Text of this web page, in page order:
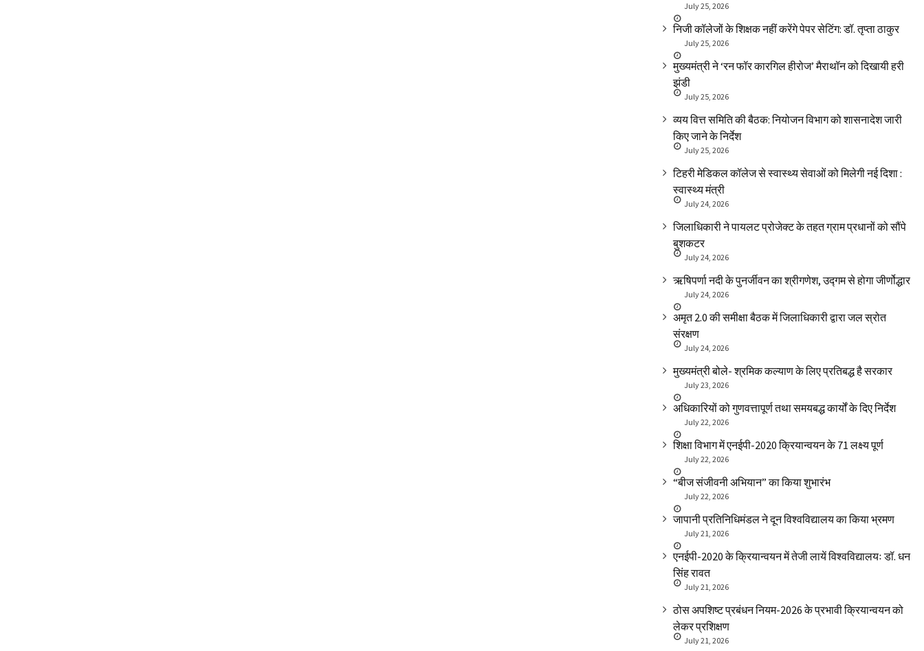
July 25, 2026
निजी कॉलेजों के शिक्षक नहीं करेंगे पेपर सेटिंग: डॉ. तृप्ता ठाकुर
July 25, 2026
मुख्यमंत्री ने ‘रन फॉर कारगिल हीरोज’ मैराथॉन को दिखायी हरी
झंडी
July 25, 2026
व्यय वित्त समिति की बैठक: नियोजन विभाग को शासनादेश जारी
किए जाने के निर्देश
July 25, 2026
टिहरी मेडिकल कॉलेज से स्वास्थ्य सेवाओं को मिलेगी नई दिशा :
स्वास्थ्य मंत्री
July 24, 2026
जिलाधिकारी ने पायलट प्रोजेक्ट के तहत ग्राम प्रधानों को सौंपे
बुशकटर
July 24, 2026
ऋषिपर्णा नदी के पुनर्जीवन का श्रीगणेश, उद्गम से होगा जीर्णोद्धार
July 24, 2026
अमृत 2.0 की समीक्षा बैठक में जिलाधिकारी द्वारा जल स्रोत
संरक्षण
July 24, 2026
मुख्यमंत्री बोले- श्रमिक कल्याण के लिए प्रतिबद्ध है सरकार
July 23, 2026
अधिकारियों को गुणवत्तापूर्ण तथा समयबद्ध कार्यों के दिए निर्देश
July 22, 2026
शिक्षा विभाग में एनईपी-2020 क्रियान्वयन के 71 लक्ष्य पूर्ण
July 22, 2026
“बीज संजीवनी अभियान” का किया शुभारंभ
July 22, 2026
जापानी प्रतिनिधिमंडल ने दून विश्वविद्यालय का किया भ्रमण
July 21, 2026
एनईपी-2020 के क्रियान्वयन में तेजी लायें विश्वविद्यालयः डॉ. धन
सिंह रावत
July 21, 2026
ठोस अपशिष्ट प्रबंधन नियम-2026 के प्रभावी क्रियान्वयन को
लेकर प्रशिक्षण
July 21, 2026